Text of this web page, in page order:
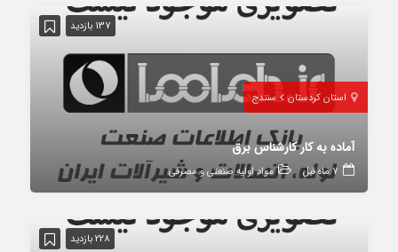
137 بازدید
استان کردستان سنندج
آماده به کار کارشناس برق
7 ماه قبل مواد اولیه صنعتی و مصرفی
228 بازدید